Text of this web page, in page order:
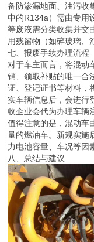
备防渗漏地面、油污收
中的R134a）需由专用
等废液需分类收集并交
用残留物（如碎玻璃、
七、报废手续办理流程
对于车主而言，将混动
销、领取补贴的唯一合
证、登记证书等材料，
实车辆信息后，会进行
收企业会代为办理车辆
值得注意的是，混动车
量的燃油车。新规实施
力电池容量、车况等因
八、总结与建议